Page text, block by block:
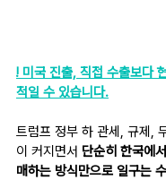
! 미국 진출, 직접 수출보다
적일 수 있습니다.
트럼프 정부 하 관세, 규제,
이 커지면서 단순히 한국에
매하는 방식만으로 일구는